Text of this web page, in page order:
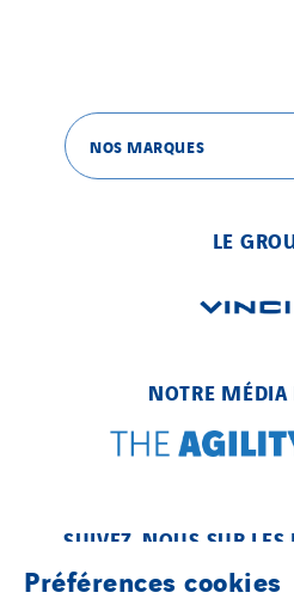
NOS MARQUES
LE
NOTRE
SUIVEZ-NOUS SUR LES
Morocco
Netherlands
Sweden
United Kingdom
Préférences cookies